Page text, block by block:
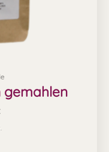
gemahlen
werden